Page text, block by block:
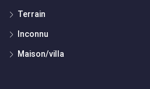
Terrain
Inconnu
Maison/villa